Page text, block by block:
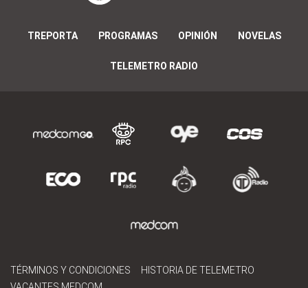
TREPORTA PROGRAMAS OPINIÓN NOVELAS
TELEMETRO RADIO
TÉRMINOS Y CONDICIONES
HISTORIA DE TELEMETRO